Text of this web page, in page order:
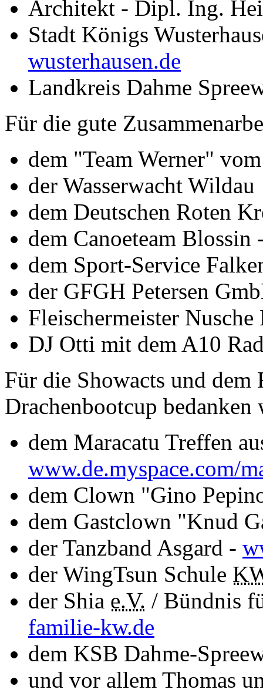
Architekt - Dipl. Ing.
Stadt Königs
wusterhausen.de
Landkreis Dahme
Für die gute
dem "Team Werner"
der Wasserwacht Wildau
dem Deutschen Roten
dem Canoeteam Blossin
dem Sport-Service
der GFGH Petersen
Fleischermeister Nusche
DJ Otti mit dem A10
Für die Showacts und dem
Drachenbootcup bedanken
dem Maracatu Treffen
www.de.myspace.com/
dem Clown "Gino
dem Gastclown "Knud
der Tanzband Asgard -
der WingTsun Schule
der Shia e.V. / Bündnis
familie-kw.de
dem KSB Dahme-
und vor allem Thomas